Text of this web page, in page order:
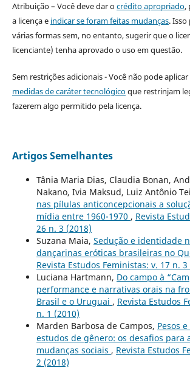
Atribuição – Você deve dar ocrédito apropriado,
a licença e indicar se foram feitas mudanças. Isso
várias formas sem, no entanto, sugerir que o
licenciante) tenha aprovado o uso em questão.
Sem restrições adicionais - Você não pode
medidas de caráter tecnológicoque restrinjam
fazerem algo permitido pela licença.
Artigos Semelhantes
Tânia Maria Dias, Claudia Bonan,
Nakano, Ivia Maksud, Luiz Antônio
nas pílulas anticoncepcionais a
mídia entre 1960-1970 , Revista
26 n. 3 (2018)
Suzana Maia, Sedução e identidade
dançarinas eróticas brasileiras no
Revista Estudos Feministas: v. 17 n. 3
Luciana Hartmann, Do campo à
performance e narrativas orais na
Brasil e o Uruguai , Revista Estudos
n. 1 (2010)
Marden Barbosa de Campos, Pesos
estudos de gênero: os desafios para
mudanças sociais , Revista Estudos
2 (2018)